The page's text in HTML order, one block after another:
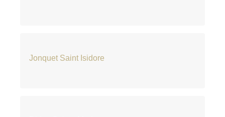
Jonquet Saint Isidore